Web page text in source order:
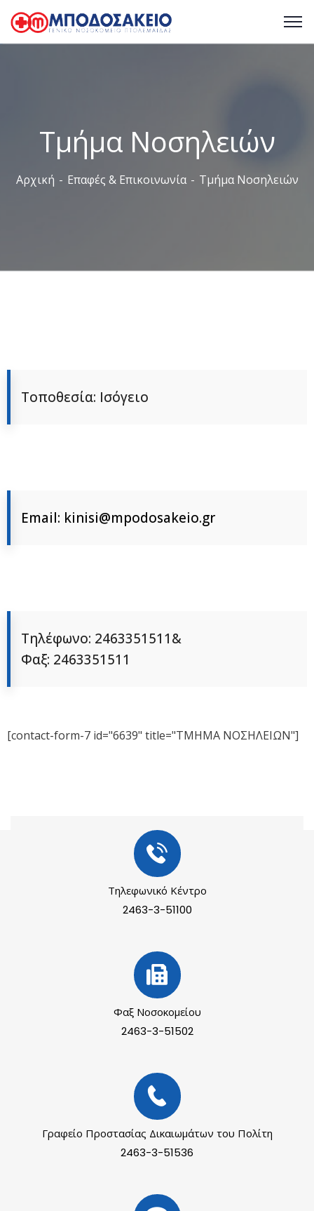
Τμήμα Νοσηλειών
Αρχική Επαφές & Επικοινωνία Τμήμα Νοσηλειών
Τοποθεσία: Ισόγειο
Email: kinisi@mpodosakeio.gr
Τηλέφωνο: 2463351511&
Φαξ: 2463351511
[contact-form-7 id="6639" title="ΤΜΗΜΑ ΝΟΣΗΛΕΙΩΝ"]
Τηλεφωνικό Κέντρο
2463-3-51100
Φαξ Νοσοκομείου
2463-3-51502
Γραφείο Προστασίας Δικαιωμάτων του Πολίτη
2463-3-51536